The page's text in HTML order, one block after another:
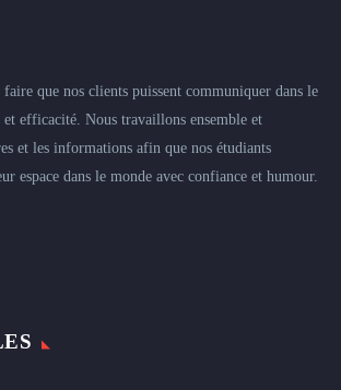
que nos clients puissent communiquer dans le
efficacité. Nous travaillons ensemble et
et les informations afin que nos étudiants
espace dans le monde avec confiance et humour.